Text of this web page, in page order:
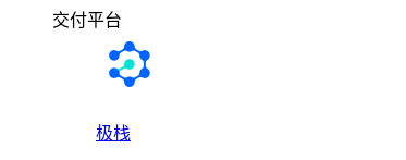
交付平台
极栈